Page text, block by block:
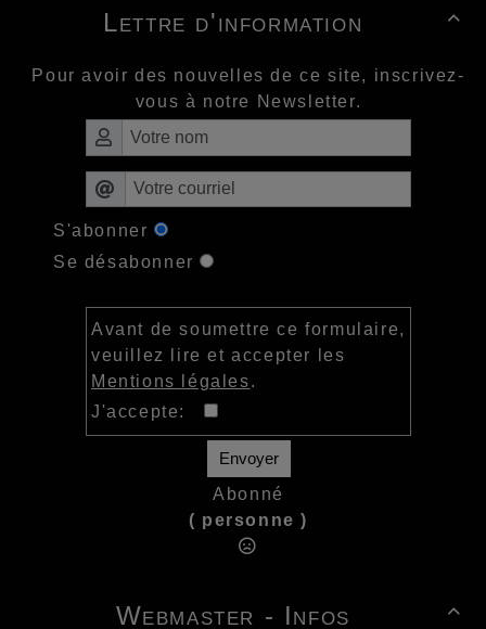

Lettre d'information
Pour avoir des nouvelles de ce site, inscrivez-
vous à notre Newsletter.
S'abonner
Se désabonner
Avant de soumettre ce formulaire,
veuillez lire et accepter les
Mentions légales.
J'accepte:
Envoyer
Abonné
( personne )

Webmaster - Infos